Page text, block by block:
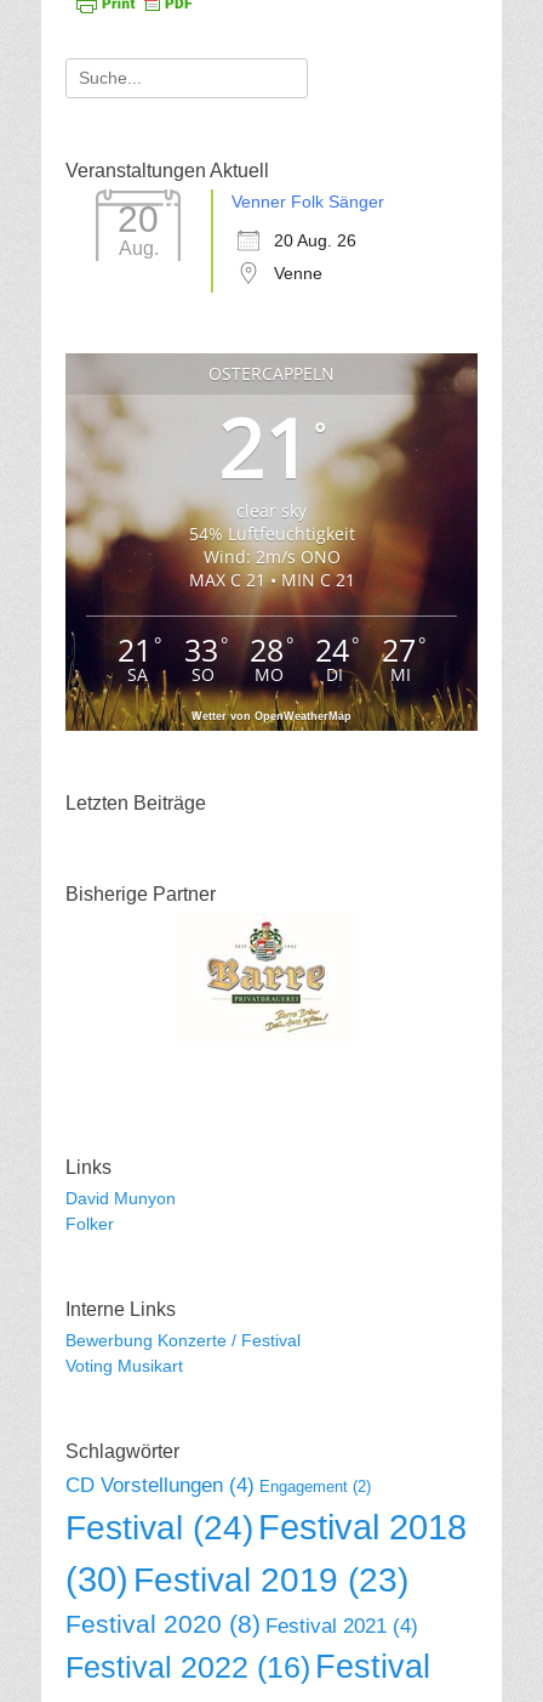
Suche
für:
Veranstaltungen Aktuell
20
Aug.
Venner Folk Sänger
20 Aug. 26
Venne
OSTERCAPPELN
21°
clear sky
54% Luftfeuchtigkeit
Wind: 2m/s ONO
MAX C 21 • MIN C 21
21 °
SA
33°
SO
28°
MO
24°
DI
27°
MI
Wetter von OpenWeatherMap
Letzten Beiträge
Bisherige Partner
Links
David Munyon
Folker
Interne Links
Bewerbung Konzerte / Festival
Voting Musikart
Schlagwörter
CD Vorstellungen (4) Engagement (2)
Festival (24) Festival 2018
(30) Festival 2019 (23)
Festival 2020 (8) Festival 2021 (4)
Festival 2022 (16) Festival